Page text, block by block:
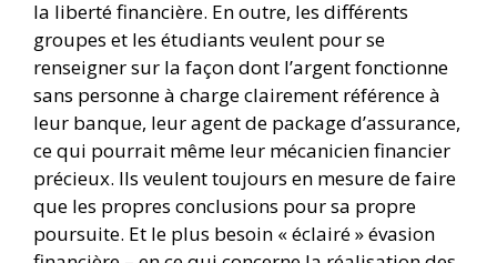
la liberté financière. En outre, les différents
groupes et les étudiants veulent pour se
renseigner sur la façon dont l’argent fonctionne
sans personne à charge clairement référence à
leur banque, leur agent de package d’assurance,
ce qui pourrait même leur mécanicien financier
précieux. Ils veulent toujours en mesure de faire
que les propres conclusions pour sa propre
poursuite. Et le plus besoin « éclairé » évasion